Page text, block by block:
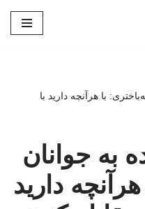
با هرآنچه دارید با
به جوانان
دارید